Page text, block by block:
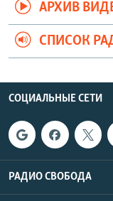
АРХИВ
СПИСОК
СОЦИАЛЬНЫЕ СЕТИ
РАДИО СВОБОДА